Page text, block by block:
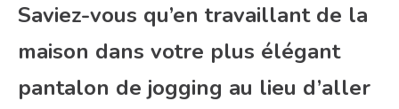
Saviez-vous qu’en travaillant de la
maison dans votre plus élégant
pantalon de jogging au lieu d’aller